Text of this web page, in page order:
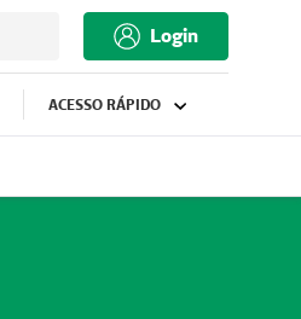
Login
ACESSO RÁPIDO